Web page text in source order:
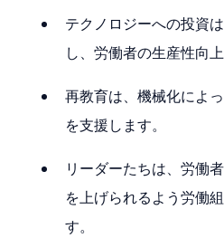
テクノロジーへの投資
し、労働者の生産性向上
再教育は、機械化によ
を支援します。
リーダーたちは、労働
を上げられるよう労働
す。